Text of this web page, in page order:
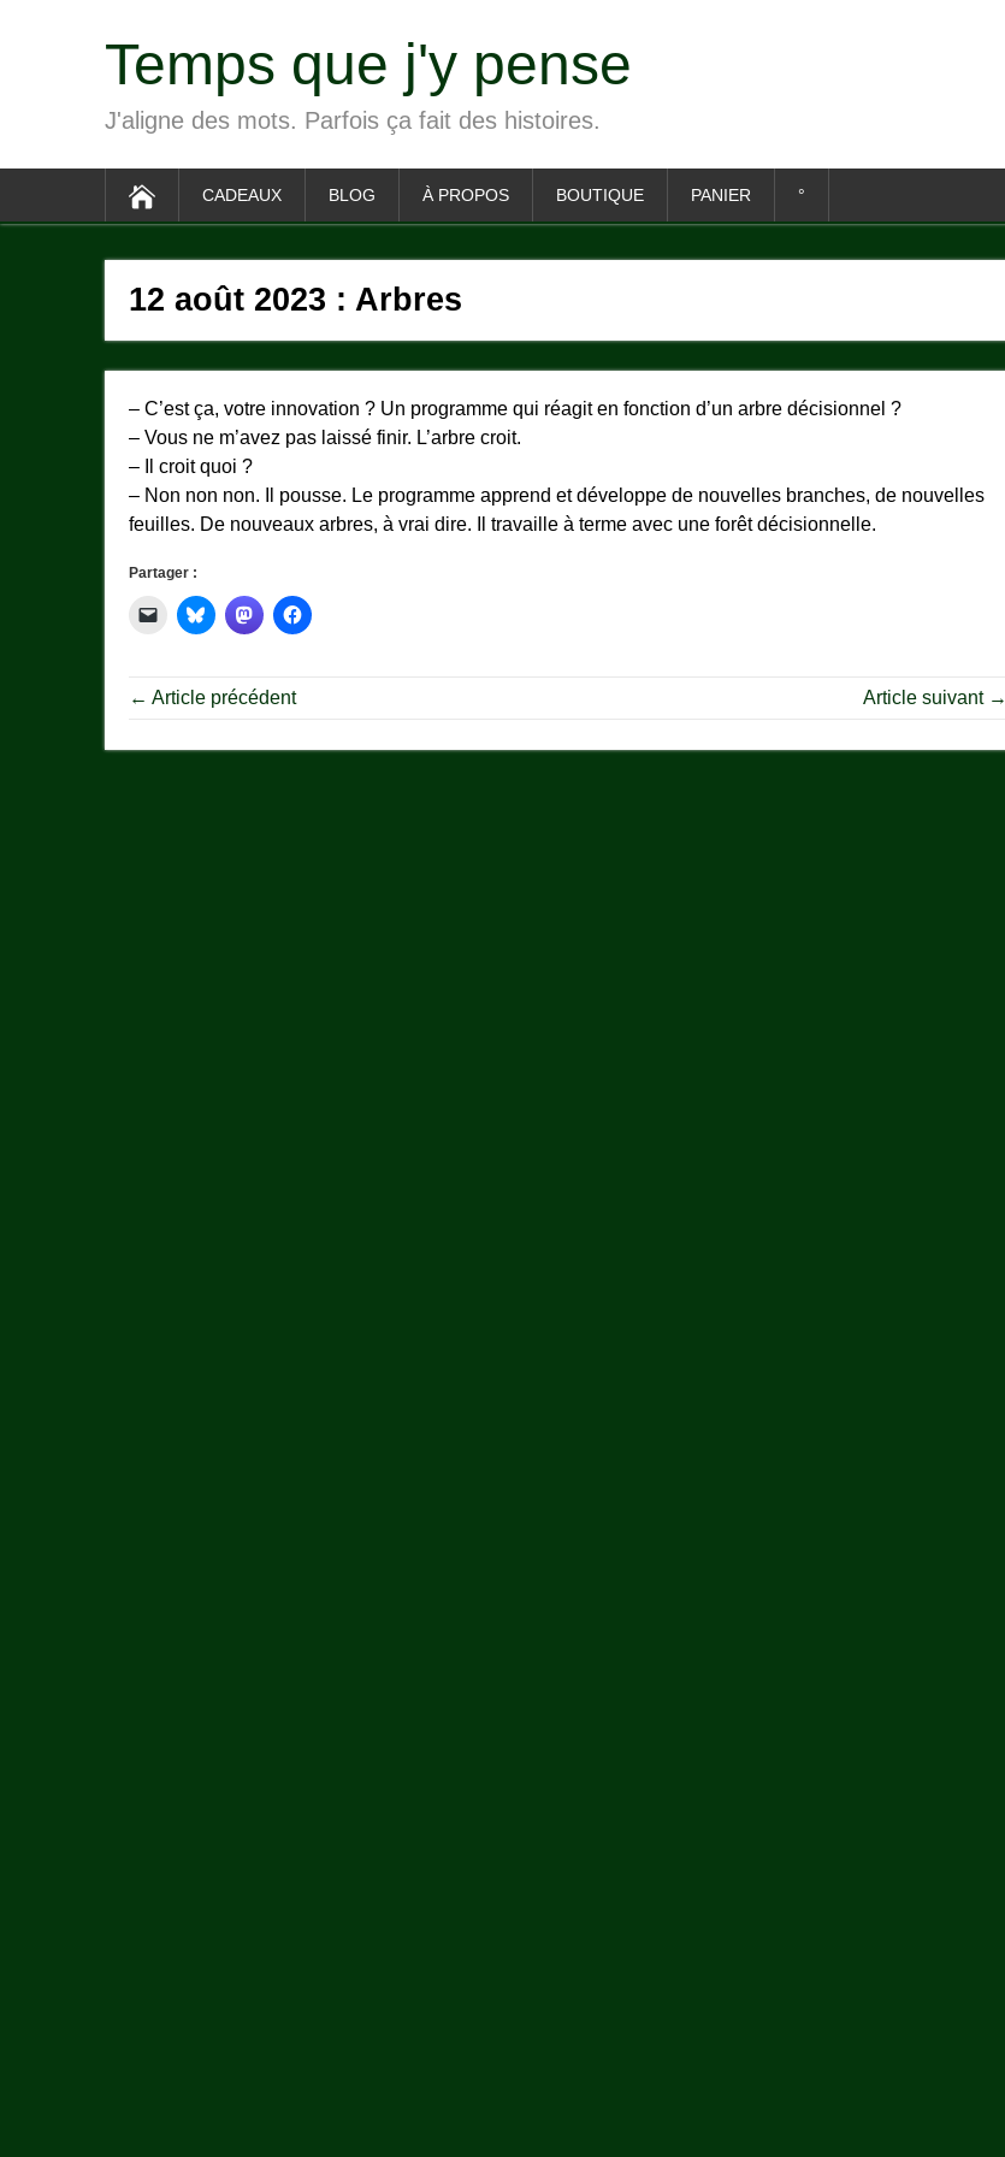
Temps que j'y pense
J'aligne des mots. Parfois ça fait des histoires.
CADEAUX BLOG À PROPOS BOUTIQUE PANIER °
12 août 2023 : Arbres
– C’est ça, votre innovation ? Un programme qui réagit en fonction d’un arbre décisionnel ?
– Vous ne m’avez pas laissé finir. L’arbre croit.
– Il croit quoi ?
– Non non non. Il pousse. Le programme apprend et développe de nouvelles branches, de nouvelles
feuilles. De nouveaux arbres, à vrai dire. Il travaille à terme avec une forêt décisionnelle.
Partager :
← Article précédent Article suivant →